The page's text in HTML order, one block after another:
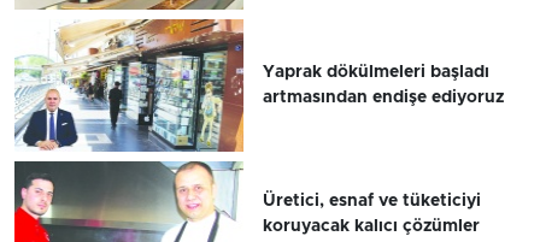
Yaprak dökülmeleri başladı
artmasından endişe ediyoruz
Üretici, esnaf ve tüketiciyi
koruyacak kalıcı çözümler